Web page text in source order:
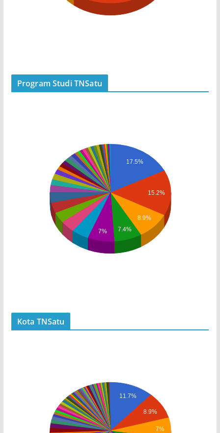
Program Studi TNSatu
17.5%
15.2%
8.9%
7.4%
7%
Kota TNSatu
11.7%
8.9%
7%